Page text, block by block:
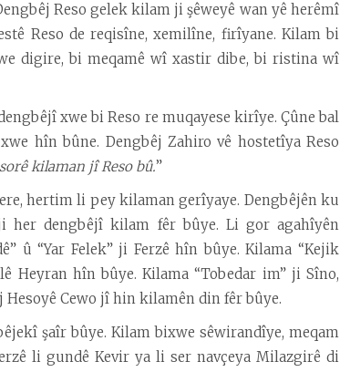
Reso gelek kilam ji şêweyê wan yê herêmî
Reso de reqisîne, xemilîne, firîyane. Kilam bi
digire, bi meqamê wî xastir dibe, bi ristina wî
xwe bi Reso re muqayese kirîye. Çûne bal
hîn bûne. Dengbêj Zahiro vê hostetîya Reso
kilaman jî Reso bû.”
hertim li pey kilaman gerîyaye. Dengbêjên ku
dengbêjî kilam fêr bûye. Li gor agahîyên
û “Yar Felek” ji Ferzê hîn bûye. Kilama “Kejik
Heyran hîn bûye. Kilama “Tobedar im” ji Sîno,
Hesoyê Cewo jî hin kilamên din fêr bûye.
şaîr bûye. Kilam bixwe sêwirandîye, meqam
li gundê Kevir ya li ser navçeya Milazgirê di